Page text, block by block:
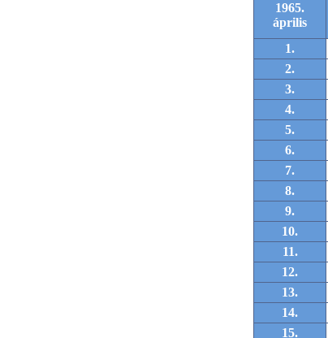
1965.
április
1.
2.
3.
4.
5.
6.
7.
8.
9.
10.
11.
12.
13.
14.
15.